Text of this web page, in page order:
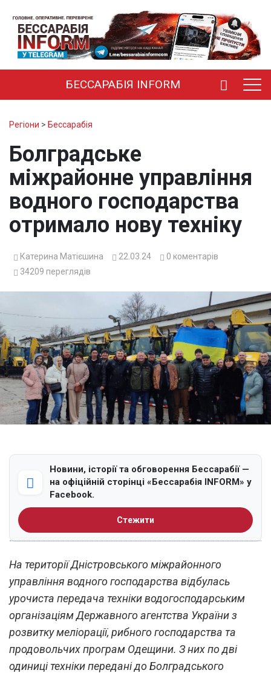
БЕССАРАБІЯ INFORM
Регіони > Бессарабія
Болградське
міжрайонне управління
водного господарства
отримало нову техніку
Катерина Матієшина 22.03.24 0 коментарів
34209 переглядів
Новини, історії та обговорення Бессарабії —
на офіційній сторінці «Бессарабія INFORM» у
Facebook.
Стежити
На території Дністровського міжрайонного
управління водного господарства відбулась
урочиста передача техніки водогосподарським
організаціям Державного агентства України з
розвитку меліорації, рибного господарства та
продовольчих програм Одещини. З них по дві
одиниці техніки передані до Болградського